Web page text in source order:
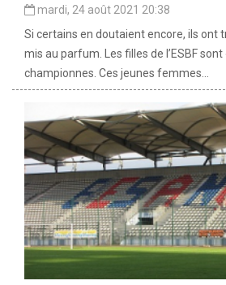
mardi, 24 août 2021 20:38
Si certains en doutaient encore, ils ont
mis au parfum. Les filles de l’ESBF
championnes. Ces jeunes femmes...